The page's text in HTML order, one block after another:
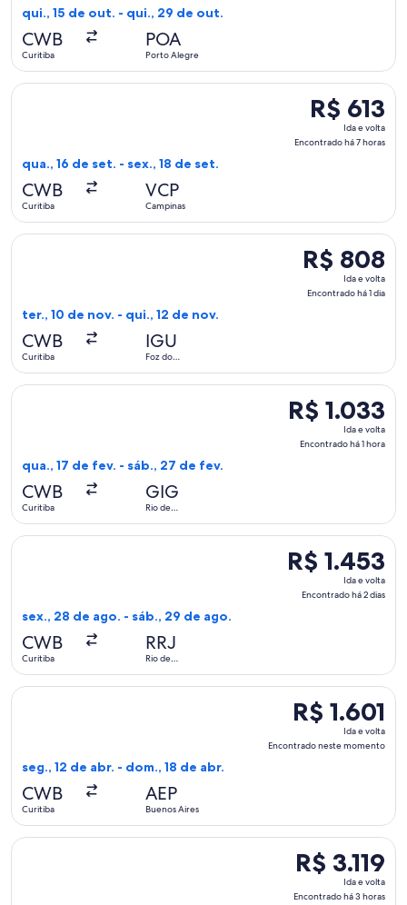
qui., 15 de out. - qui., 29 de out.
CWB
Curitiba
POA
Porto Alegre
R$ 613
Ida
e
horas
R$ 613
Ida e volta
Encontrado há 7 horas
qua., 16 de set. - sex., 18 de set.
CWB
Curitiba
VCP
Campinas
Selecionar o voo da Azul, que sai em qua., 16 de set. de
R$ 808
Ida
e
dia
R$ 808
Ida e volta
Encontrado há 1 dia
ter., 10 de nov. - qui., 12 de nov.
CWB
Curitiba
IGU
Foz do
Selecionar o voo da Azul, que sai em ter., 10 de nov. de
R$ 1.033
Ida
hora
R$ 1.033
Ida e volta
Encontrado há 1 hora
qua., 17 de fev. - sáb., 27 de fev.
CWB
Curitiba
GIG
Rio de
Selecionar o voo da GOL Linhas Aereas S.A., que sai em
R$ 1.453
Ida
dias
R$ 1.453
Ida e volta
Encontrado há 2 dias
sex., 28 de ago. - sáb., 29 de ago.
CWB
Curitiba
RRJ
Rio de
Selecionar o voo da Azul, que sai em sex., 28 de ago. de
R$ 1.601
Ida
e
R$ 1.601
Ida e volta
Encontrado neste momento
seg., 12 de abr. - dom., 18 de abr.
CWB
Curitiba
AEP
Buenos Aires
Selecionar o voo da Aerolineas Argentinas, que sai em
R$ 3.119
Ida
e
R$ 3.119
Ida e volta
Encontrado há 3 horas
Selecionar o voo da Emirates, que sai em qua., 25 de nov.